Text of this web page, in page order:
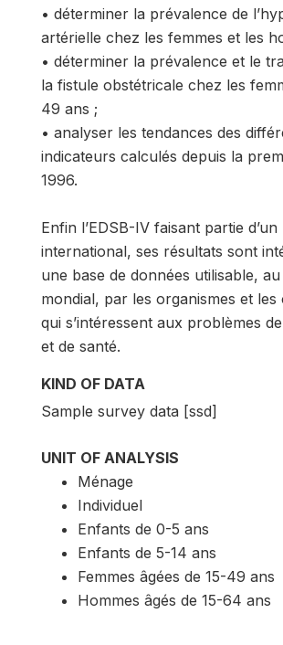
• déterminer la prévalence de
artérielle chez les femmes et les
• déterminer la prévalence et le
la fistule obstétricale chez les
49 ans ;
• analyser les tendances des
indicateurs calculés depuis la
1996.
Enfin l’EDSB-IV faisant partie
international, ses résultats sont
une base de données utilisable,
mondial, par les organismes et
qui s’intéressent aux problèmes
et de santé.
KIND OF DATA
Sample survey data [ssd]
UNIT OF ANALYSIS
Ménage
Individuel
Enfants de 0-5 ans
Enfants de 5-14 ans
Femmes âgées de 15-49 ans
Hommes âgés de 15-64 ans